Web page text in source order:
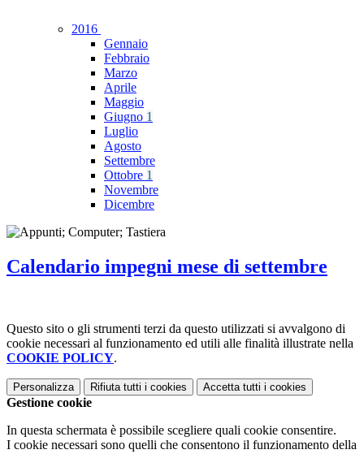
2016
Gennaio
Febbraio
Marzo
Aprile
Maggio
Giugno 1
Luglio
Agosto
Settembre
Ottobre 1
Novembre
Dicembre
Calendario impegni mese di settembre
Questo sito o gli strumenti terzi da questo utilizzati si avvalgono di
cookie necessari al funzionamento ed utili alle finalità illustrate nella
COOKIE POLICY.
Personalizza Rifiuta tutti i cookies Accetta tutti i cookies
Gestione cookie
In questa schermata è possibile scegliere quali cookie consentire.
I cookie necessari sono quelli che consentono il funzionamento della